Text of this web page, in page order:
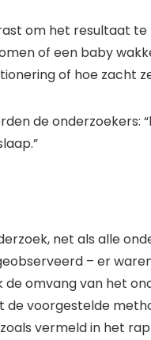
om het resultaat te
of een baby
of hoe zacht
de
net als alle
– er
omvang van het
de voorgestelde
vermeld in het